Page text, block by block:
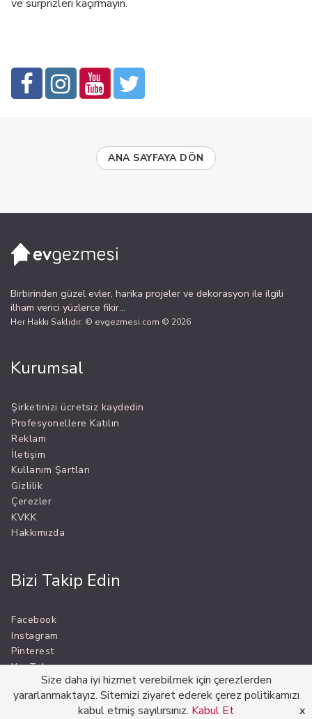
ve sürprizleri kaçırmayın.
ANA SAYFAYA DÖN
Birbirinden güzel evler, harika projeler ve dekorasyon ile ilgili
ilham verici yüzlerce fikir...
Her Hakkı Saklıdır. © evgezmesi.com © 2026
Kurumsal
Şirketinizi ücretsiz kaydedin
Profesyonellere Katılın
Reklam
İletişim
Kullanım Şartları
Gizlilik
Çerezler
KVKK
Hakkımızda
Bizi Takip Edin
Facebook
Instagram
Pinterest
YouTube
Size daha iyi hizmet verebilmek için çerezlerden
yararlanmaktayız. Sitemizi ziyaret ederek çerez politikamızı
kabul etmiş sayılırsınız. Kabul Et x